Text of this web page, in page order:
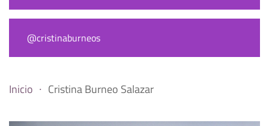
@cristinaburneos
Inicio Cristina Burneo Salazar